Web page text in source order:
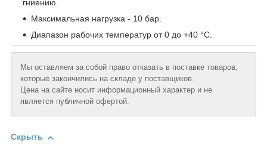
гниению.
Максимальная нагрузка - 10 бар.
Диапазон рабочих температур от 0 до +40 °С.
Мы оставляем за собой право отказать в поставке товаров,
которые закончились на складе у поставщиков.
Цена на сайте носит информационный характер и не
является публичной офертой.
Скрыть